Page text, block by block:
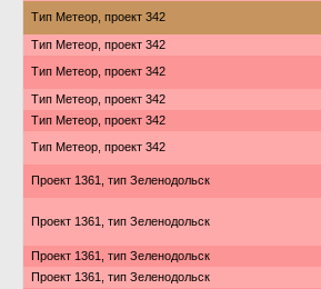
Тип Метеор, проект 342
Тип Метеор, проект 342
Тип Метеор, проект 342
Тип Метеор, проект 342
Тип Метеор, проект 342
Тип Метеор, проект 342
Проект 1361, тип Зеленодольск
Проект 1361, тип Зеленодольск
Проект 1361, тип Зеленодольск
Проект 1361, тип Зеленодольск